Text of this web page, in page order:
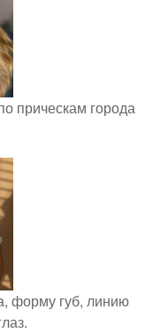
прическам города
форму губ, линию